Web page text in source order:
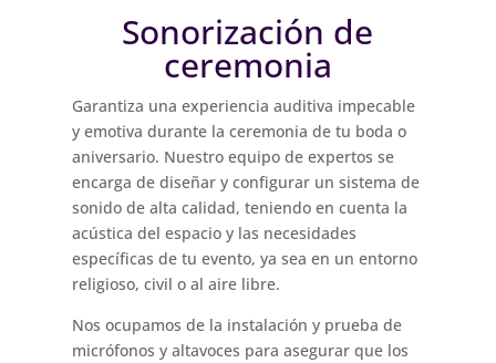
Sonorización de
ceremonia
Garantiza una experiencia auditiva impecable
y emotiva durante la ceremonia de tu boda o
aniversario. Nuestro equipo de expertos se
encarga de diseñar y configurar un sistema de
sonido de alta calidad, teniendo en cuenta la
acústica del espacio y las necesidades
específicas de tu evento, ya sea en un entorno
religioso, civil o al aire libre.
Nos ocupamos de la instalación y prueba de
micrófonos y altavoces para asegurar que los